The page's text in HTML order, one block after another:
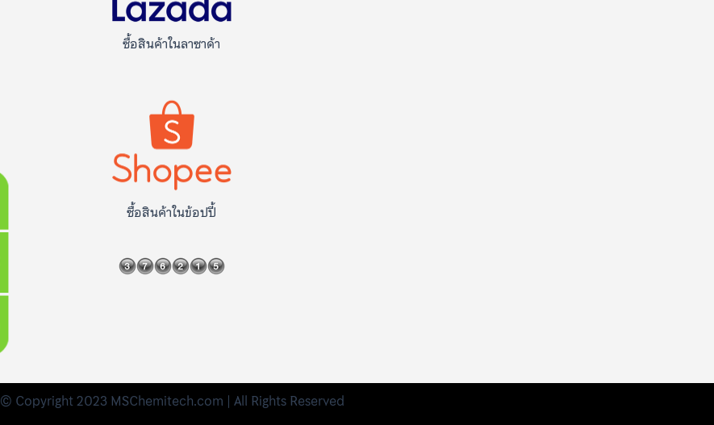
ซื้อสินค้าในลาซาด้า
ซื้อสินค้าในข้อปปี้
© Copyright 2023 MSChemitech.com | All Rights Reserved